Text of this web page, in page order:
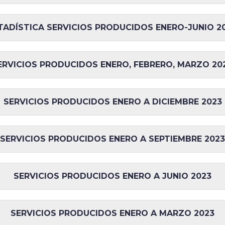
SERVICIOS PRODUCIDOS ENERO-JUNIO
PRODUCIDOS ENERO, FEBRERO, MARZO
SERVICIOS PRODUCIDOS ENERO A DICIEMBRE 2023
SERVICIOS PRODUCIDOS ENERO A SEPTIEMBRE 2023
SERVICIOS PRODUCIDOS ENERO A JUNIO 2023
SERVICIOS PRODUCIDOS ENERO A MARZO 2023